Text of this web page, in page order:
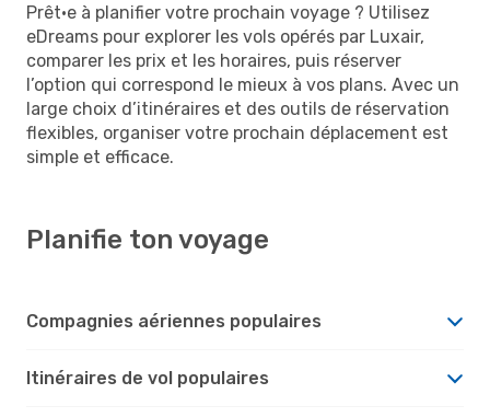
Prêt·e à planifier votre prochain voyage ? Utilisez
eDreams pour explorer les vols opérés par Luxair,
comparer les prix et les horaires, puis réserver
l’option qui correspond le mieux à vos plans. Avec un
large choix d’itinéraires et des outils de réservation
flexibles, organiser votre prochain déplacement est
simple et efficace.
Planifie ton voyage
Compagnies aériennes populaires
Itinéraires de vol populaires